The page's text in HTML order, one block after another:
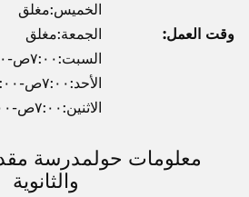
وقت العمل:
الخميس:مغلق
الجمعة:مغلق
السبت:٧:٠٠ص-٥:٠٠م
الأحد:٧:٠٠ص-٥:٠٠م
الاثنين:٧:٠٠ص-٥:٠٠م
معلومات حولمدرسة
والثانوية